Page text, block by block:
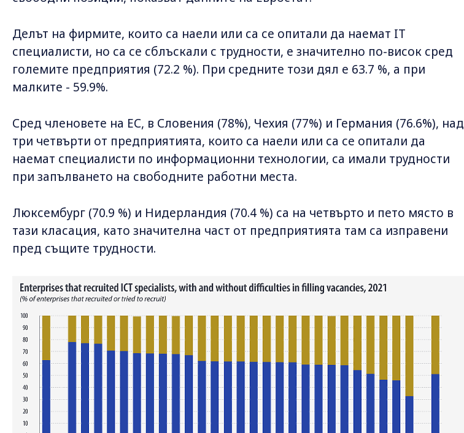
Делът на фирмите, които са наели или са се опитали да наемат IT
специалисти, но са се сблъскали с трудности, е значително по-висок сред
големите предприятия (72.2 %). При средните този дял е 63.7 %, а при
малките - 59.9%.
Сред членовете на ЕС, в Словения (78%), Чехия (77%) и Германия (76.6%), над
три четвърти от предприятията, които са наели или са се опитали да
наемат специалисти по информационни технологии, са имали трудности
при запълването на свободните работни места.
Люксембург (70.9 %) и Нидерландия (70.4 %) са на четвърто и пето място в
тази класация, като значителна част от предприятията там са изправени
пред същите трудности.